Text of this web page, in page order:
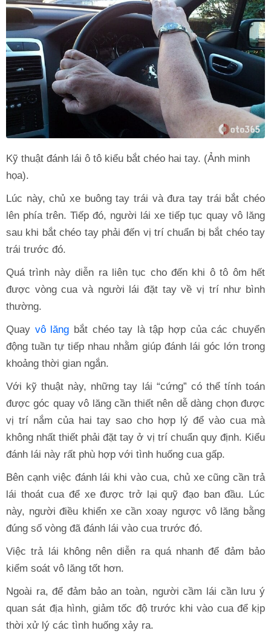
Kỹ thuật đánh lái ô tô kiểu bắt chéo hai tay. (Ảnh minh
họa).
Lúc này, chủ xe buông tay trái và đưa tay trái bắt chéo
lên phía trên. Tiếp đó, người lái xe tiếp tục quay vô lăng
sau khi bắt chéo tay phải đến vị trí chuẩn bị bắt chéo tay
trái trước đó.
Quá trình này diễn ra liên tục cho đến khi ô tô ôm hết
được vòng cua và người lái đặt tay về vị trí như bình
thường.
Quay vô lăng bắt chéo tay là tập hợp của các chuyển
động tuần tự tiếp nhau nhằm giúp đánh lái góc lớn trong
khoảng thời gian ngắn.
Với kỹ thuật này, những tay lái “cứng” có thể tính toán
được góc quay vô lăng cần thiết nên dễ dàng chọn được
vị trí nắm của hai tay sao cho hợp lý để vào cua mà
không nhất thiết phải đặt tay ở vị trí chuẩn quy định. Kiểu
đánh lái này rất phù hợp với tình huống cua gấp.
Bên cạnh việc đánh lái khi vào cua, chủ xe cũng cần trả
lái thoát cua để xe được trở lại quỹ đạo ban đầu. Lúc
này, người điều khiển xe cần xoay ngược vô lăng bằng
đúng số vòng đã đánh lái vào cua trước đó.
Việc trả lái không nên diễn ra quá nhanh để đảm bảo
kiểm soát vô lăng tốt hơn.
Ngoài ra, để đảm bảo an toàn, người cầm lái cần lưu ý
quan sát địa hình, giảm tốc độ trước khi vào cua để kịp
thời xử lý các tình huống xảy ra.